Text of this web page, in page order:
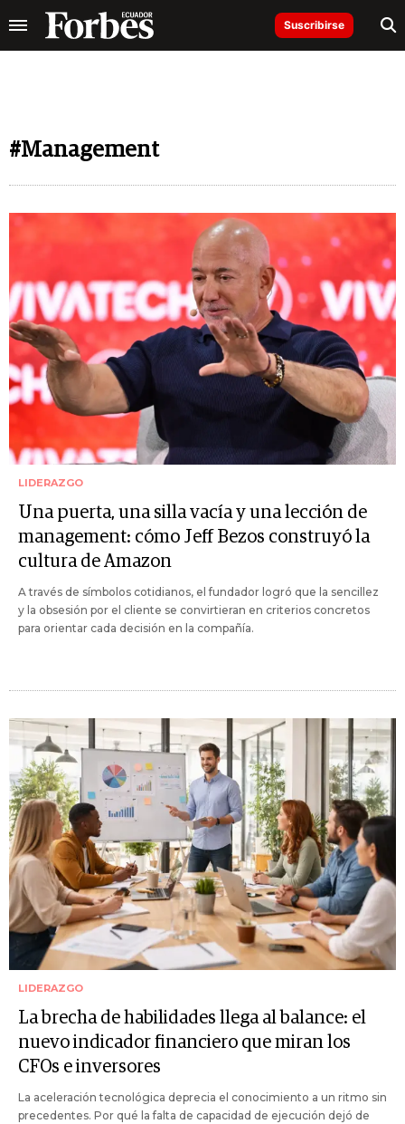
Suscribirse
#Management
LIDERAZGO
Una puerta, una silla vacía y una lección de
management: cómo Jeff Bezos construyó la
cultura de Amazon
A través de símbolos cotidianos, el fundador logró que la sencillez
y la obsesión por el cliente se convirtieran en criterios concretos
para orientar cada decisión en la compañía.
LIDERAZGO
La brecha de habilidades llega al balance: el
nuevo indicador financiero que miran los
CFOs e inversores
La aceleración tecnológica deprecia el conocimiento a un ritmo sin
precedentes. Por qué la falta de capacidad de ejecución dejó de